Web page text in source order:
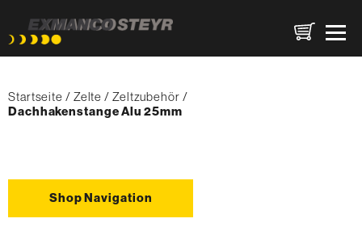
zum
Inhalt
Startseite
Zelte Zeltzubehör
{'Current'|t}:
Dachhakenstange Alu 25mm
Shop Navigation